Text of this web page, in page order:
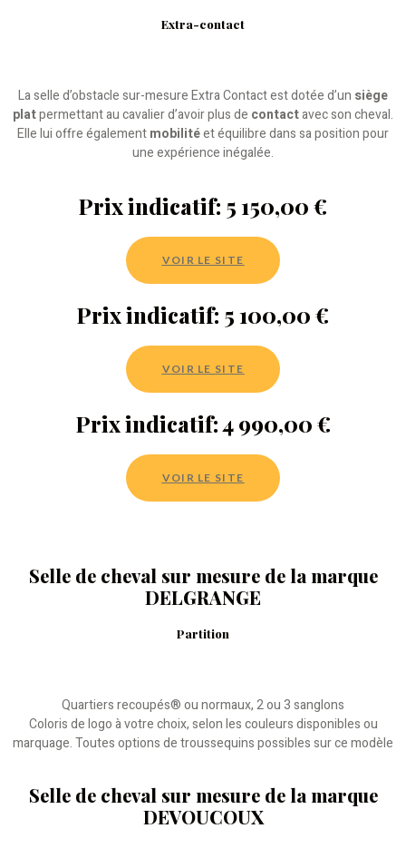
Extra-contact
La selle d’obstacle sur-mesure Extra Contact est dotée d’un siège
platpermettant au cavalier d’avoir plus de contactavec son cheval.
Elle lui offre égalementmobilitéet équilibre dans sa position pour
une expérience inégalée.
Prix indicatif: 5 150,00 €
VOIR LE SITE
Prix indicatif: 5 100,00 €
VOIR LE SITE
Prix indicatif: 4 990,00 €
VOIR LE SITE
Selle de cheval sur mesure de la marque
DELGRANGE
Partition
Quartiers recoupés® ou normaux, 2 ou 3 sanglons
Coloris de logo à votre choix, selon les couleurs disponibles ou
marquage. Toutes options de troussequins possibles sur ce modèle
Selle de cheval sur mesure de la marque
DEVOUCOUX